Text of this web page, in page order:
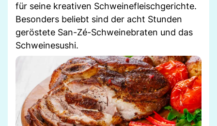
für seine kreativen Schweinefleischgerichte.
Besonders beliebt sind der acht Stunden
geröstete San-Zé-Schweinebraten und das
Schweinesushi.